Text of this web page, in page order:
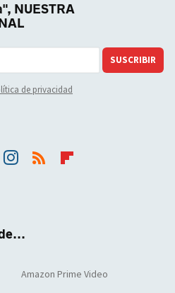
NUESTRA
SUSCRIBIR
de privacidad
Amazon Prime Video